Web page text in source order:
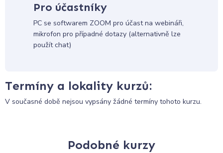
Pro účastníky
PC se softwarem ZOOM pro účast na webináři,
mikrofon pro případné dotazy (alternativně lze
použít chat)
Termíny a lokality kurzů:
V současné době nejsou vypsány žádné termíny tohoto kurzu.
Podobné kurzy